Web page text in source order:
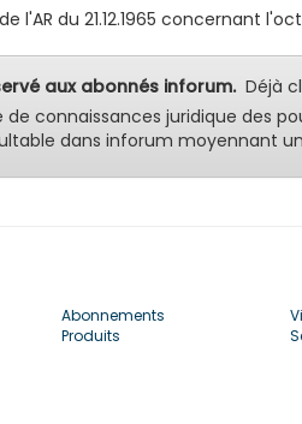
l'AR du 21.12.1965 concernant
aux abonnés inforum.Déjà
connaissances juridique des
dans inforum moyennant
Abonnements
Produits